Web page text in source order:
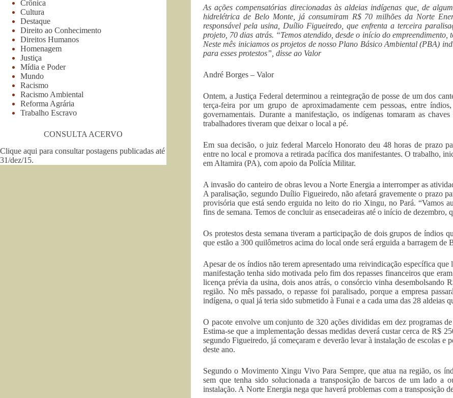
As ações compensatórias direcionadas às aldeias indígenas que, de
hidrelétrica de Belo Monte, já consumiram R$ 70 milhões da Norte
responsável pela usina, Duílio Figueiredo, que enfrenta a terceira
projeto, 70 dias atrás. “Temos atendido, desde o início do empreendimento,
Neste mês iniciamos os projetos de nosso Plano Básico Ambiental (PBA)
para esses protestos”, disse ao Valor
André Borges – Valor
Ontem, a Justiça Federal determinou a reintegração de posse de um dos
terça-feira por um grupo de aproximadamente cem pessoas, entre
governamentais. Durante a manifestação, os indígenas tomaram as
trabalhadores tiveram que deixar o local a pé.
Em sua decisão, o juiz federal Marcelo Honorato deu 48 horas de prazo
entre no local e promova a retirada pacífica dos manifestantes. O trabalho,
em Altamira (PA), com apoio da Polícia Militar.
A invasão do canteiro de obras levou a Norte Energia a interromper as
A paralisação, segundo Duílio Figueiredo, não afetará gravemente o prazo
provisória que está sendo erguida no leito do rio Xingu, no Pará. “Vamos
fins de semana. Temos de concluir as ensecadeiras até o início de dezembro,
Os protestos desta semana tiveram a participação de dois grupos de índios
que estão a 300 quilômetros acima do local onde será erguida a barragem de
Apesar de os índios não terem apresentado uma reivindicação específica que
manifestação tenha sido motivada pelo fim dos repasses financeiros que
licença prévia da usina, dois anos atrás, o consórcio vinha desembolsando
região. No mês passado, o repasse foi paralisado, porque a empresa
indígena, o qual já teria sido submetido à Funai e a cada uma das 28 aldeias
O pacote envolve um conjunto de 320 ações divididas em dez programas
Estima-se que a implementação dessas medidas deverá custar cerca de R$
segundo Figueiredo, já começaram e deverão levar à instalação de escolas e
deste ano.
Segundo o Movimento Xingu Vivo Para Sempre, que atua na região, os
sem que tenha sido solucionada a transposição de barcos de um lado a
instalação. A Norte Energia nega que haverá problemas com a transposição
Crônica
Cultura
Destaque
Direito ao Conhecimento
Direitos Humanos
Homenagem
Justiça
Mídia e Poder
Mundo
Racismo
Racismo Ambiental
Reforma Agrária
Trabalho Escravo
CONSULTA ACERVO
Clique aqui para consultar postagens publicadas até
31/dez/15.